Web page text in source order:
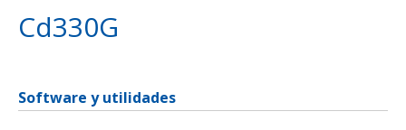
Cd330G
Software y utilidades